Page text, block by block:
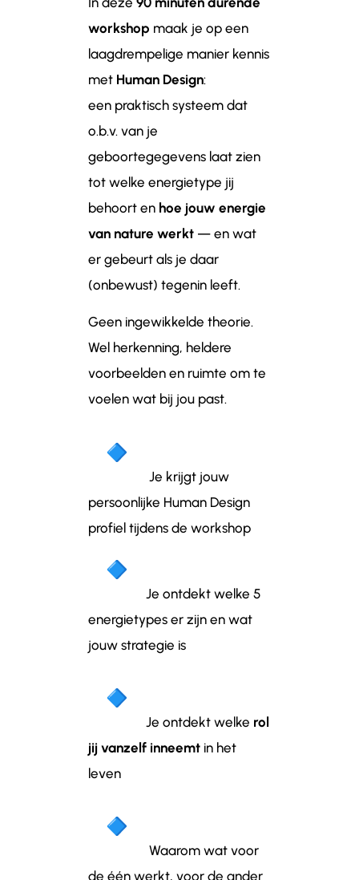
workshop maak je op een
laagdrempelige manier kennis
met Human Design:
een praktisch systeem dat
o.b.v. van je
geboortegegevens laat zien
tot welke energietype jij
behoort en hoe jouw energie
van nature werkt — en wat
er gebeurt als je daar
(onbewust) tegenin leeft.
Geen ingewikkelde theorie.
Wel herkenning, heldere
voorbeelden en ruimte om te
voelen wat bij jou past.
Je krijgt jouw
persoonlijke Human Design
profiel tijdens de workshop
Je ontdekt welke 5
energietypes er zijn en wat
jouw strategie is
Je ontdekt welke rol
jij vanzelf inneemt in het
leven
Waarom wat voor
de één werkt, voor de ander